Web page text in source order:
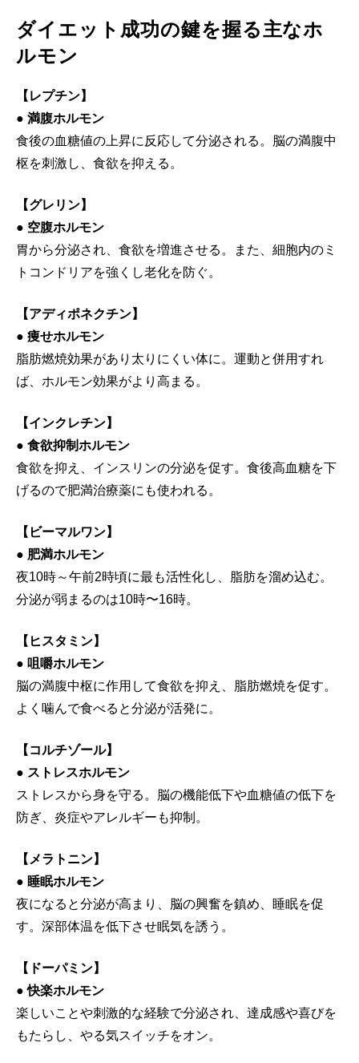
ダイエット成功の鍵を握る主なホ
ルモン
【レプチン】
● 満腹ホルモン
食後の血糖値の上昇に反応して分泌される。脳の満腹中
枢を刺激し、食欲を抑える。
【グレリン】
● 空腹ホルモン
胃から分泌され、食欲を増進させる。また、細胞内のミ
トコンドリアを強くし老化を防ぐ。
【アディポネクチン】
● 痩せホルモン
脂肪燃焼効果があり太りにくい体に。運動と併用すれ
ば、ホルモン効果がより高まる。
【インクレチン】
● 食欲抑制ホルモン
食欲を抑え、インスリンの分泌を促す。食後高血糖を下
げるので肥満治療薬にも使われる。
【ビーマルワン】
● 肥満ホルモン
夜10時～午前2時頃に最も活性化し、脂肪を溜め込む。
分泌が弱まるのは10時〜16時。
【ヒスタミン】
● 咀嚼ホルモン
脳の満腹中枢に作用して食欲を抑え、脂肪燃焼を促す。
よく噛んで食べると分泌が活発に。
【コルチゾール】
● ストレスホルモン
ストレスから身を守る。脳の機能低下や血糖値の低下を
防ぎ、炎症やアレルギーも抑制。
【メラトニン】
● 睡眠ホルモン
夜になると分泌が高まり、脳の興奮を鎮め、睡眠を促
す。深部体温を低下させ眠気を誘う。
【ドーパミン】
● 快楽ホルモン
楽しいことや刺激的な経験で分泌され、達成感や喜びを
もたらし、やる気スイッチをオン。